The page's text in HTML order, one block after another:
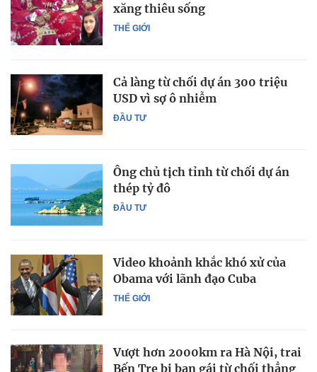
THẾ GIỚI
xăng thiêu sống
ĐẦU TƯ
Cả làng từ chối dự án 300 triệu
USD vì sợ ô nhiễm
ĐẦU TƯ
Ông chủ tịch tỉnh từ chối dự án
thép tỷ đô
THẾ GIỚI
Video khoảnh khắc khó xử của
Obama với lãnh đạo Cuba
Vượt hơn 2000km ra Hà Nội, trai
Bến Tre bị bạn gái từ chối thẳng